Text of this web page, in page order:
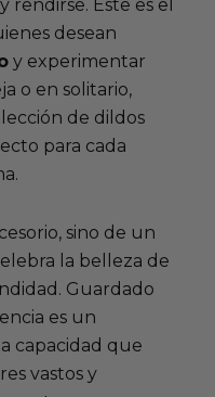
rendirse. Este es el
desean
y experimentar
o en solitario,
de dildos
para cada
sino de un
la belleza de
Guardado
es un
capacidad que
vastos y